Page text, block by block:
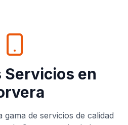
Servicios en
de servicios de calidad